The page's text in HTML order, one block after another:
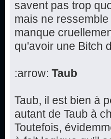
savent pas trop
mais ne
manque
qu'avoir une Bitch
:arrow: Taub
Taub, il est bien à
autant de Taub à
Toutefois,